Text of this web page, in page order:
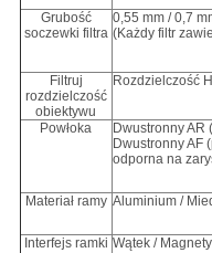
Grubość
soczewki filtra
0,55 mm / 0,7
(Każdy filtr
Filtruj
rozdzielczość
obiektywu
Rozdzielczość
Powłoka
Dwustronny AR
Dwustronny AF
odporna na
Materiał ramy Aluminium /
Interfejs ramki Wątek /